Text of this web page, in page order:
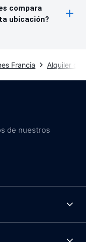
compara
ubicación?
Francia Alquiler de
de nuestros